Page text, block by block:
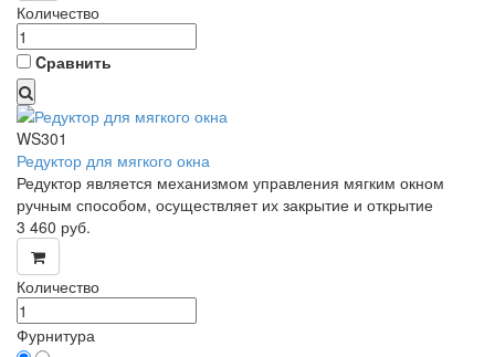
Количество
Cравнить
WS301
Редуктор для мягкого окна
Редуктор является механизмом управления мягким окном
ручным способом, осуществляет их закрытие и открытие
3 460 руб.
Количество
Фурнитура